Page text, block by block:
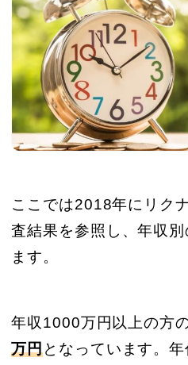
ここでは2018年にリク
査結果を参照し、年収
ます。
年収1000万円以上の方
万円となっています。